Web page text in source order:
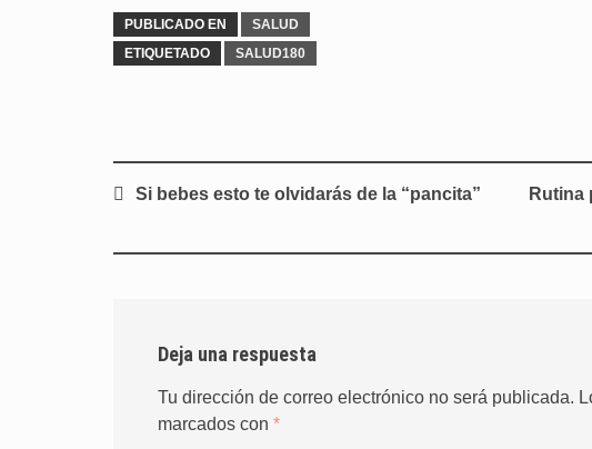
PUBLICADO EN
SALUD
ETIQUETADO
SALUD180
Navegación
Si bebes esto te olvidarás de la “pancita” Rutina
Deja una respuesta
Tu dirección de correo electrónico no será publicada.
marcados con *